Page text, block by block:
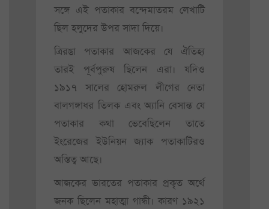
সঙ্গে এই পতাকার বন্দেমাতরম লেখাটি
ছিল হলুদের উপর সাদা দিয়ে।
ত্রিরঙা পতাকার আজকের যে ঐতিহ্য
তারই পূর্বপুরুষ ছিলেন এরা। যদিও
১৯১৭ সালের হোমরুল লীগের নেতা
বালগঙ্গাধর তিলক এবং অ্যানি বেসান্ত যে
পতাকার কথা ভেবেছিলেন তাতে
ইংরেজের ইউনিয়ন জ্যাক পতাকাটিরও
অস্তিত্ব আছে।
আজকের ভারতের পতাকার প্রকৃত অর্থে
জনক ছিলেন মহাত্মা গান্ধী। কারণ ১৯২১